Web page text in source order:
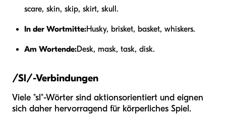
scare, skin, skip, skirt, skull.
In der Wortmitte:Husky, brisket, basket, whiskers.
Am Wortende:Desk, mask, task, disk.
/Sl/-Verbindungen
Viele "sl"-Wörter sind aktionsorientiert und eignen
sich daher hervorragend für körperliches Spiel.